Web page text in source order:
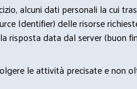
alcuni dati personali la cui
Identifier) delle risorse
data dal server (buon
le attività precisate e non